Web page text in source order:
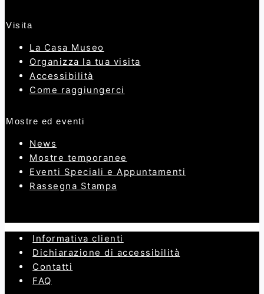
Visita
La Casa Museo
Organizza la tua visita
Accessibilità
Come raggiungerci
Mostre ed eventi
News
Mostre temporanee
Eventi Speciali e Appuntamenti
Rassegna Stampa
Informativa clienti
Dichiarazione di accessibilità
Contatti
FAQ